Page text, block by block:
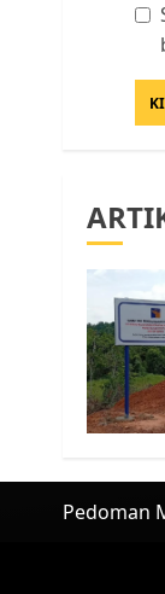
Pedoman